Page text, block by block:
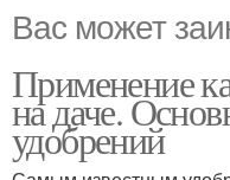
Вас может
Применение
на даче.
удобрений